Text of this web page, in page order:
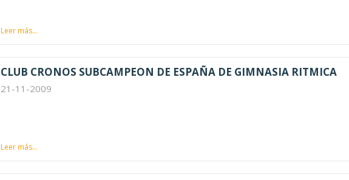
Leer más...
CLUB CRONOS SUBCAMPEON DE ESPAÑA DE GIMNASIA RITMICA
21-11-2009
Leer más...